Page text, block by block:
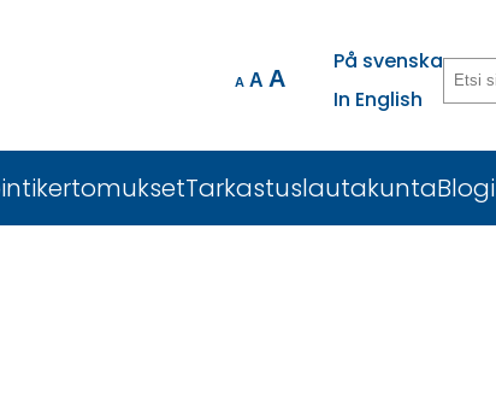
A A A
På svenska
In English
Etsi
TarkastuslautakuntaBlogi